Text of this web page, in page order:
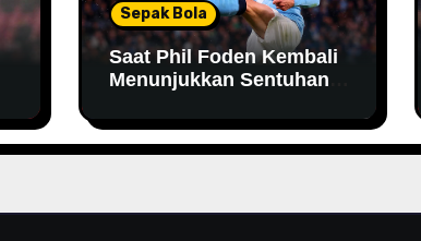
Sepak Bola
Saat Phil Foden Kembali
Menunjukkan Sentuhan
Manchester City